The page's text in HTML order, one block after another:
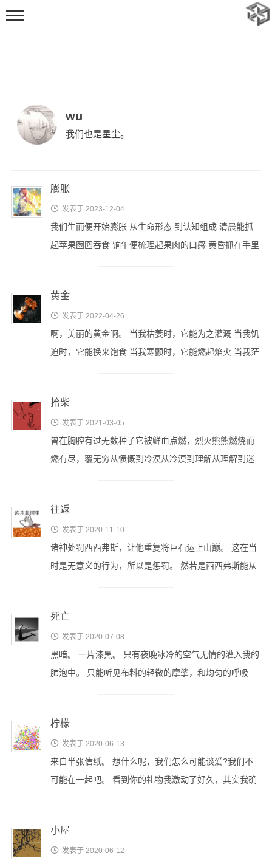
wu
我们也是星尘。
膨胀
 发表于 2023-12-04
我们生而便开始膨胀 从生命形态 到认知组成 清晨能抓
起苹果囫囵吞食 饷午便梳理起果肉的口感 黄昏抓在手里
黄金
 发表于 2022-04-26
啊，美丽的黄金啊。 当我枯萎时，它能为之灌溉 当我饥
迫时，它能换来饱食 当我寒颤时，它能燃起焰火 当我茫
拾柴
 发表于 2021-03-05
曾在胸腔有过无数种子它被鲜血点燃，烈火熊熊燃烧而
燃有尽，覆无穷从愤慨到冷漠从冷漠到理解从理解到迷
往返
 发表于 2020-11-10
诸神处罚西西弗斯，让他重复将巨石运上山巅。 这在当
时是无意义的行为，所以是惩罚。 然若是西西弗斯能从
死亡
 发表于 2020-07-08
黑暗。 一片漆黑。 只有夜晚冰冷的空气无情的灌入我的
肺泡中。 只能听见布料的轻微的摩挲，和均匀的呼吸
柠檬
 发表于 2020-06-13
来自半张信纸。 想什么呢，我们怎么可能谈爱?我们不
可能在一起吧。 看到你的礼物我激动了好久，其实我确
小屋
 发表于 2020-06-12
首页
随笔
足迹
Steam
热力图
青果DICE
骰子列表
心跳系统
青果云
二级域名
服务器组
控制台
友情链接
罗德岛
HEX时钟